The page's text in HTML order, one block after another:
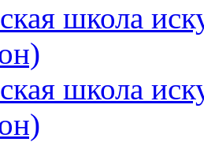
школа
школа